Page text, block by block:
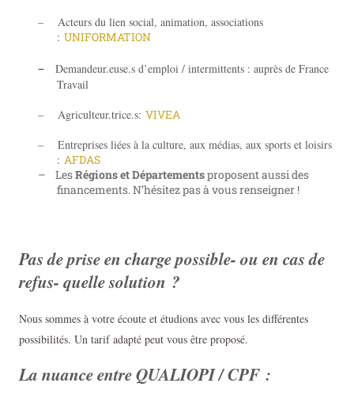
– Acteurs du lien social, animation, associations
: UNIFORMATION
–
Demandeur.euse.s d’emploi / intermittents : auprès de France
Travail
– Agriculteur.trice.s: VIVEA
– Entreprises liées à la culture, aux médias, aux sports et loisirs
: AFDAS
– LesRégions et Départementsproposent aussi des
financements. N’hésitez pas à vous renseigner !
Pas de prise en charge possible- ou en cas de
refus- quelle solution ?
Nous sommes à votre écoute et étudions avec vous les différentes
possibilités. Un tarif adapté peut vous être proposé.
La nuance entreQUALIOPI / CPF :